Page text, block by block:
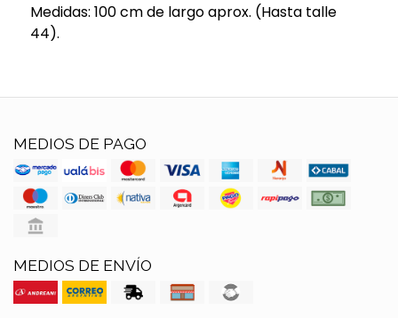
Medidas: 100 cm de largo aprox. (Hasta talle
44).
MEDIOS DE PAGO
MEDIOS DE ENVÍO